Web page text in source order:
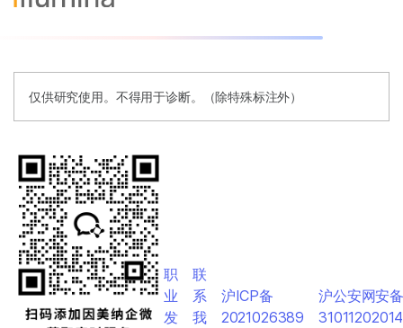
仅供研究使用。不得用于诊断。（除特殊标注外）
职
业
发
联
系
我
沪ICP备
2021026389
沪公安网安